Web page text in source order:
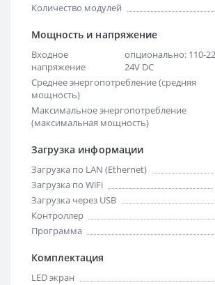
Количество модулей
Мощность и напряжение
Входное
напряжение
опционально: 110-
24V DC
Среднее энергопотребление (средняя
мощность)
Максимальное энергопотребление
(максимальная мощность)
Загрузка информации
Загрузка по LAN (Ethernet)
Загрузка по WiFi
Загрузка через USB
Контроллер
Программа
Комплектация
LED экран